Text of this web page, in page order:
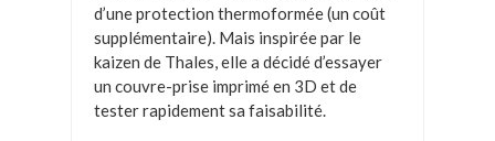
d’une protection thermoformée (un coût
supplémentaire). Mais inspirée par le
kaizen de Thales, elle a décidé d’essayer
un couvre-prise imprimé en 3D et de
tester rapidement sa faisabilité.